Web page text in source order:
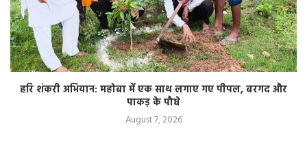
हरि शंकरी अभियान: महोबा में एक साथ लगाए गए पीपल, बरगद और
पाकड़ के पौधे
August 7, 2026